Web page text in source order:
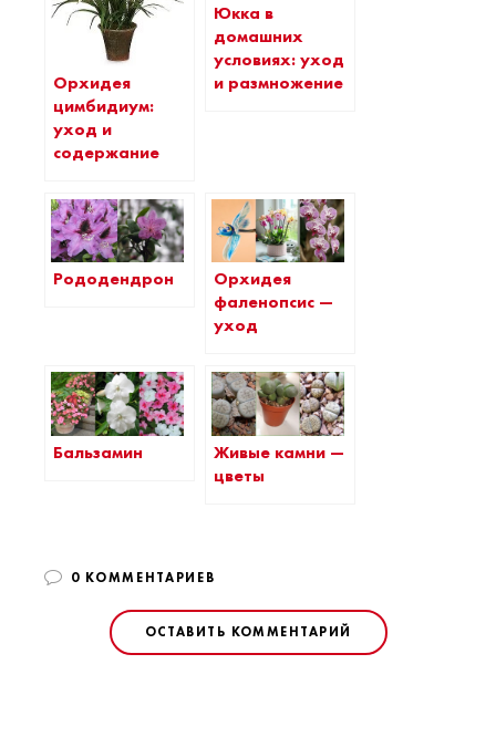
Орхидея
цимбидиум:
уход и
содержание
Юкка в
домашних
условиях: уход
и размножение
Рододендрон
Орхидея
фаленопсис —
уход
Бальзамин
Живые камни —
цветы
0 КОММЕНТАРИЕВ
ОСТАВИТЬ КОММЕНТАРИЙ